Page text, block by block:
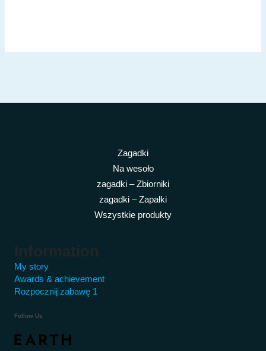
Zagadki
Na wesoło
zagadki – Zbiorniki
zagadki – Zapałki
Wszystkie produkty
Information
My story
Awards & achievement
Rozpocznij zabawę 1
Follow Us